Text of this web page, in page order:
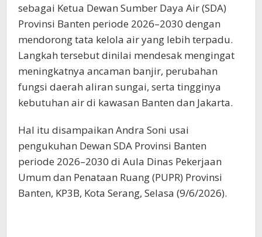
sebagai Ketua Dewan Sumber Daya Air (SDA)
Provinsi Banten periode 2026–2030 dengan
mendorong tata kelola air yang lebih terpadu.
Langkah tersebut dinilai mendesak mengingat
meningkatnya ancaman banjir, perubahan
fungsi daerah aliran sungai, serta tingginya
kebutuhan air di kawasan Banten dan Jakarta.
Hal itu disampaikan Andra Soni usai
pengukuhan Dewan SDA Provinsi Banten
periode 2026–2030 di Aula Dinas Pekerjaan
Umum dan Penataan Ruang (PUPR) Provinsi
Banten, KP3B, Kota Serang, Selasa (9/6/2026).